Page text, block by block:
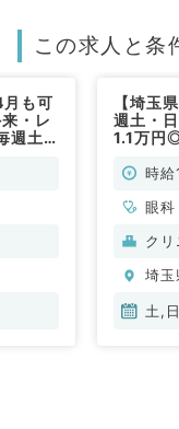
この求人と条
も可
・レ
週土
【埼玉
週土・
1.1万円
ださい
時
眼科
ク
埼玉
土,日